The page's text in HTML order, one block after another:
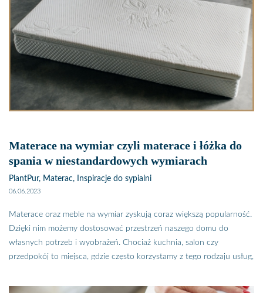
materacem.
Materace na wymiar czyli materace i łóżka do
spania w niestandardowych wymiarach
PlantPur, Materac, Inspiracje do sypialni
06.06.2023
Materace oraz meble na wymiar zyskują coraz większą popularność.
Dzięki nim możemy dostosować przestrzeń naszego domu do
własnych potrzeb i wyobrażeń. Chociaż kuchnia, salon czy
przedpokój to miejsca, gdzie często korzystamy z tego rodzaju usług,
dostosowaniem sypialni. Wyobraź sobie łóżka i materace na wymiar